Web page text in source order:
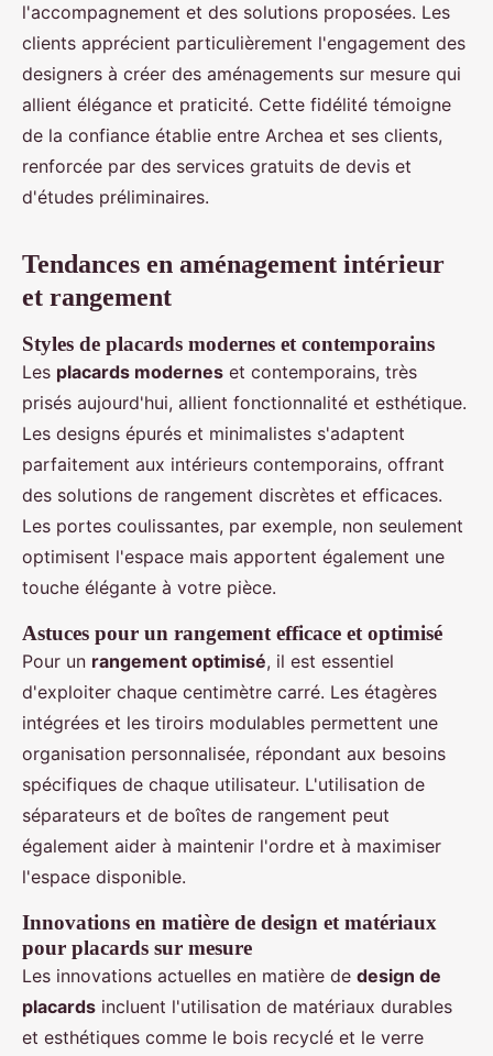
l'accompagnement et des solutions proposées. Les
clients apprécient particulièrement l'engagement des
designers à créer des aménagements sur mesure qui
allient élégance et praticité. Cette fidélité témoigne
de la confiance établie entre Archea et ses clients,
renforcée par des services gratuits de devis et
d'études préliminaires.
Tendances en aménagement intérieur
et rangement
Styles de placards modernes et contemporains
Les placards modernes et contemporains, très
prisés aujourd'hui, allient fonctionnalité et esthétique.
Les designs épurés et minimalistes s'adaptent
parfaitement aux intérieurs contemporains, offrant
des solutions de rangement discrètes et efficaces.
Les portes coulissantes, par exemple, non seulement
optimisent l'espace mais apportent également une
touche élégante à votre pièce.
Astuces pour un rangement efficace et optimisé
Pour un rangement optimisé, il est essentiel
d'exploiter chaque centimètre carré. Les étagères
intégrées et les tiroirs modulables permettent une
organisation personnalisée, répondant aux besoins
spécifiques de chaque utilisateur. L'utilisation de
séparateurs et de boîtes de rangement peut
également aider à maintenir l'ordre et à maximiser
l'espace disponible.
Innovations en matière de design et matériaux
pour placards sur mesure
Les innovations actuelles en matière de design de
placards incluent l'utilisation de matériaux durables
et esthétiques comme le bois recyclé et le verre